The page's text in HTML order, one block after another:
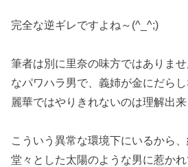
完全な逆ギレですよね～(^_^;)
筆者は別に里奈の味方ではありま
なパワハラ男で、義姉が金にだら
麗華ではやりきれないのは理解出来
こういう異常な環境下にいるから
堂々とした太陽のような男に惹か